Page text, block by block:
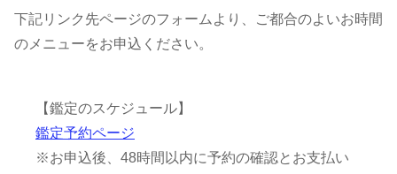
下記リンク先ページのフォームより、ご都合のよいお時間
のメニューをお申込ください。
【鑑定のスケジュール】
鑑定予約ページ
※お申込後、48時間以内に予約の確認とお支払い